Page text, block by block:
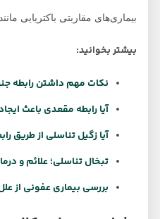
بیماری‌های مقاربتی باکتریایی مانند
بیشتر بخوانید:
نکات مهم داشتن رابطه جنسی
آیا رابطه مقعدی باعث ایجاد
آیا زگیل تناسلی از طریق
تبخال تناسلی؛ علائم و درمان
بررسی بیماری عفونی از علل